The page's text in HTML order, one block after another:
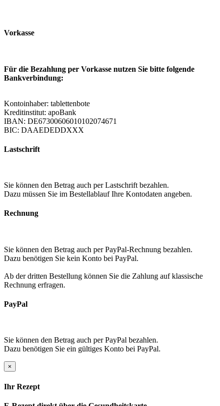
Vorkasse
Für die Bezahlung per Vorkasse nutzen Sie bitte folgende
Bankverbindung:
Kontoinhaber: tablettenbote
Kreditinstitut: apoBank
IBAN: DE67300606010102074671
BIC: DAAEDEDDXXX
Lastschrift
Sie können den Betrag auch per Lastschrift bezahlen.
Dazu müssen Sie im Bestellablauf Ihre Kontodaten angeben.
Rechnung
Sie können den Betrag auch per PayPal-Rechnung bezahlen.
Dazu benötigen Sie kein Konto bei PayPal.
Ab der dritten Bestellung können Sie die Zahlung auf klassische
Rechnung erfragen.
PayPal
Sie können den Betrag auch per PayPal bezahlen.
Dazu benötigen Sie ein gültiges Konto bei PayPal.
×
Ihr Rezept